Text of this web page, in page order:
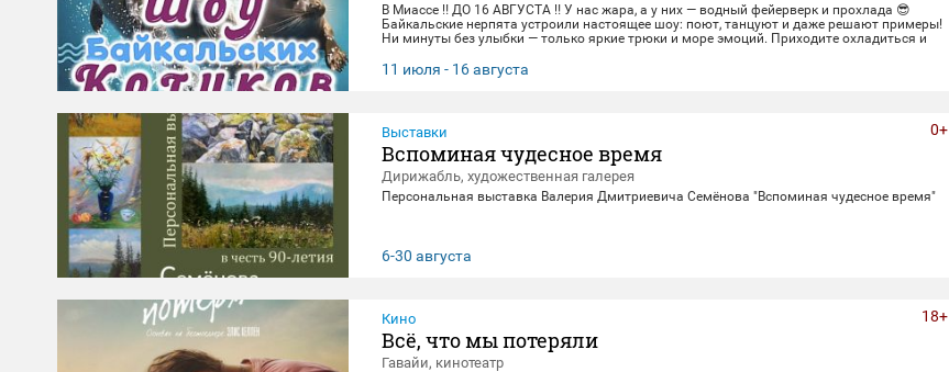
В Миассе ‼️ ДО 16 АВГУСТА ‼️ У нас жара, а у них — водный фейерверк и прохлада 😎
Байкальские нерпята устроили настоящее шоу: поют, танцуют и даже решают примеры!
Ни минуты без улыбки — только яркие трюки и море эмоций. Приходите охладиться и
14:00, 16:00,18:30 Суббота и воскресенье 12:00,14:00,16:00,18:30 Понедельник-
вторник(Санитарный день) 📍 Ме
11 июля - 16 августа
Выставки
Вспоминая чудесное время
Дирижабль, художественная галерея
Персональная выставка Валерия Дмитриевича Семёнова "Вспоминая чудесное время"
6-30 августа
0+
Кино
Всё, что мы потеряли
Гавайи, кинотеатр
18+